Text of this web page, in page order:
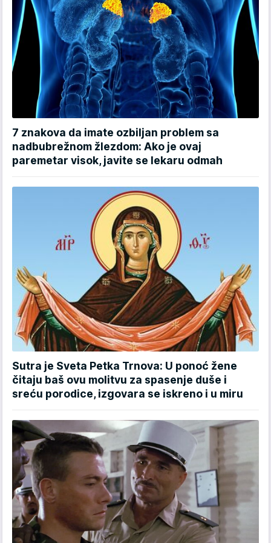
7 znakova da imate ozbiljan problem sa
nadbubrežnom žlezdom: Ako je ovaj
paremetar visok, javite se lekaru odmah
Sutra je Sveta Petka Trnova: U ponoć žene
čitaju baš ovu molitvu za spasenje duše i
sreću porodice, izgovara se iskreno i u miru